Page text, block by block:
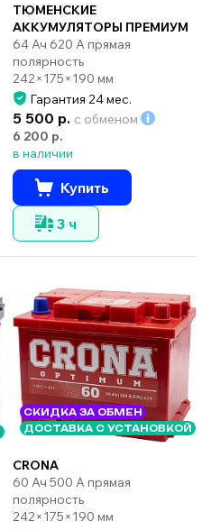
ТЮМЕНСКИЕ
АККУМУЛЯТОРЫ ПРЕМИУМ
64 Ач 620 А прямая
полярность
242×175×190 мм
Гарантия 24 мес.
5 500 р. с обменом
6 200 р.
в наличии
Купить
3 ч
СКИДКА ЗА ОБМЕН
ДОСТАВКА С УСТАНОВКОЙ
CRONA
60 Ач 500 А прямая
полярность
242×175×190 мм